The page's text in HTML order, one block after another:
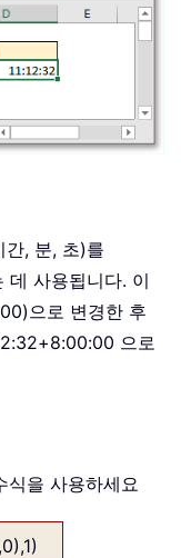
간, 분, 초)를
데 사용됩니다. 이
으로 변경한 후
으로
식을 사용하세요